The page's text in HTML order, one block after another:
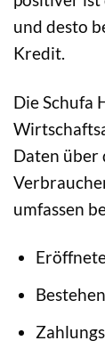
und desto
Kredit.
Die Schufa
Daten über
umfassen